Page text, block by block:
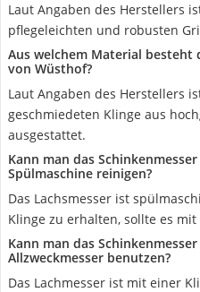
Laut Angaben des Herstellers
pflegeleichten und robusten
Aus welchem Material besteht
von Wüsthof?
Laut Angaben des Herstellers
geschmiedeten Klinge aus
ausgestattet.
Kann man das
Spülmaschine reinigen?
Das Lachsmesser ist
Klinge zu erhalten, sollte es
Kann man das
Allzweckmesser benutzen?
Das Lachmesser ist mit einer